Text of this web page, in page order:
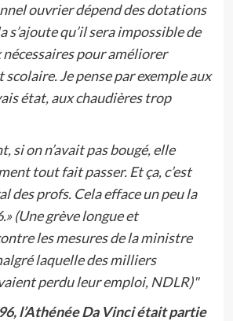
ouvrier dépend des dotations
s’ajoute qu’il sera impossible de
pour améliorer
Je pense par exemple aux
état, aux chaudières trop
si on n’avait pas bougé, elle
tout fait passer. Et ça, c’est
des profs. Cela efface un peu la
(Une grève longue et
les mesures de la ministre
laquelle des milliers
perdu leur emploi, NDLR)"
l’Athénée Da Vinci était partie